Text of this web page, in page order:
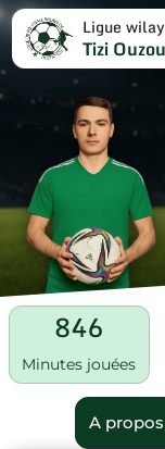
Ligue
Tizi Ouzou
846
Minutes jouées
A propos